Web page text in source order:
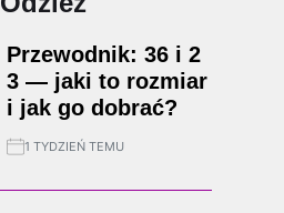
Przewodnik: 36 i 2
3 — jaki to rozmiar
i jak go dobrać?
1 TYDZIEŃ TEMU